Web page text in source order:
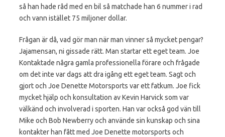
så han hade råd med en bil så matchade han 6 nummer i rad
och vann istället 75 miljoner dollar.
Frågan är då, vad gör man när man vinner så mycket pengar?
Jajamensan, ni gissade rätt. Man startar ett eget team. Joe
Kontaktade några gamla professionella förare och frågade
om det inte var dags att dra igång ett eget team. Sagt och
gjort och Joe Denette Motorsports var ett fatkum. Joe fick
mycket hjälp och konsultation av Kevin Harvick som var
välkänd och involverad i sporten. Han var också god vän till
Mike och Bob Newberry och använde sin kunskap och sina
kontakter han fått med Joe Denette motorsports och